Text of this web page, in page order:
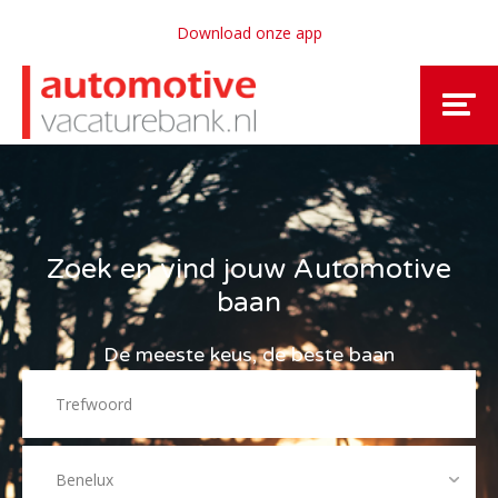
Download onze app
Zoek en vind jouw Automotive
baan
De meeste keus, de beste baan